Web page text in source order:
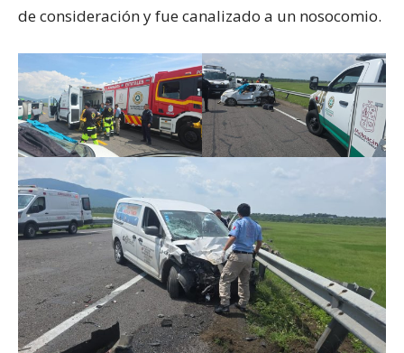
de consideración y fue canalizado a un nosocomio.